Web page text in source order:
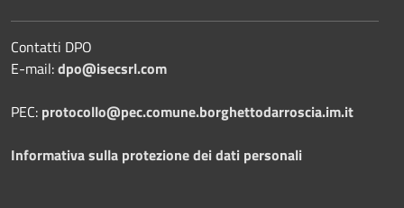
Contatti DPO
E-mail:dpo@isecsrl.com
PEC: protocollo@pec.comune.borghettodarroscia.im.it
Informativa sulla protezione dei dati personali